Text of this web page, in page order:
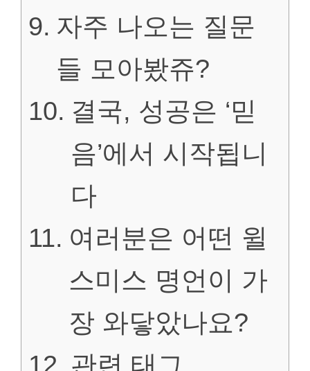
자주 나오는 질문
들 모아봤쥬?
결국, 성공은 ‘믿
음’에서 시작됩니
다
여러분은 어떤 윌
스미스 명언이 가
장 와닿았나요?
관련 태그